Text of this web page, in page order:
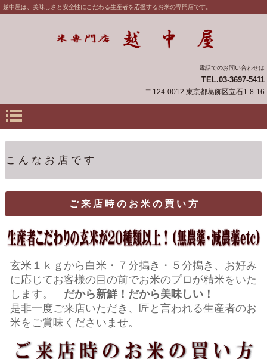
越中屋は、美味しさと安全性にこだわる生産者を応援するお米の専門店です。
電話でのお問い合わせは
TEL.03-3697-5411
〒124-0012 東京都葛飾区立石1-8-16
こ ん な お 店 で す
ご 来 店 時 の お 米 の 買 い 方
玄米１ｋｇから白米・７分搗き・５分搗き、お好み
に応じてお客様の 目の前でお米のプロが精米をいた
します。 だから新鮮！だから美味しい！
是非一度ご来店いただき、匠と言われる生産者のお
米をご賞味くださいませ。